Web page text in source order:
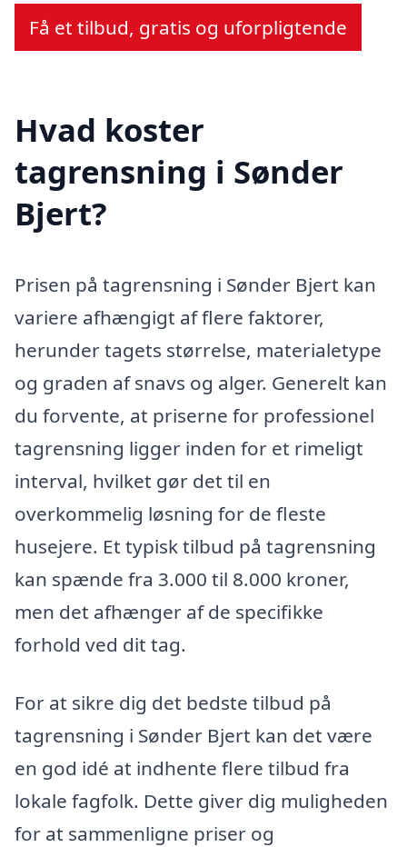
Få et tilbud, gratis og uforpligtende
Hvad koster
tagrensning i Sønder
Bjert?
Prisen på tagrensning i Sønder Bjert kan
variere afhængigt af flere faktorer,
herunder tagets størrelse, materialetype
og graden af snavs og alger. Generelt kan
du forvente, at priserne for professionel
tagrensning ligger inden for et rimeligt
interval, hvilket gør det til en
overkommelig løsning for de fleste
husejere. Et typisk tilbud på tagrensning
kan spænde fra 3.000 til 8.000 kroner,
men det afhænger af de specifikke
forhold ved dit tag.
For at sikre dig det bedste tilbud på
tagrensning i Sønder Bjert kan det være
en god idé at indhente flere tilbud fra
lokale fagfolk. Dette giver dig muligheden
for at sammenligne priser og